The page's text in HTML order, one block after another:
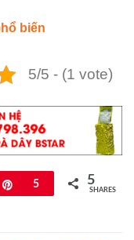
biến
5/5 - (1 vote)
Pin
5 5
SHARES